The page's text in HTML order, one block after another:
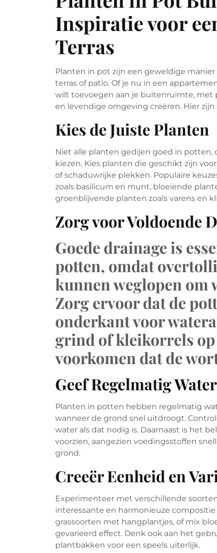
Inspiratie voor
Terras
Planten in pot zijn een geweldige
terras of patio. Of je nu in een
wilt toevoegen aan je buitenruimte, met
en levendige omgeving creëren. Hier
Kies de Juiste Planten
Niet alle planten gedijen goed in
kiezen. Kies planten die geschikt zijn
of schaduwrijke plekken. Populaire
zoals basilicum en munt, bloeiende
groenblijvende planten zoals varens en
Zorg voor Voldoende
Goede drainage is
potten, omdat
kunnen weglopen om
Zorg ervoor dat de
onderkant voor
grind of kleikorrels op
voorkomen dat de
Geef Regelmatig
Planten in potten hebben regelmatig
wanneer de grond snel uitdroogt.
water als dat nodig is. Daarnaast is het
voorzien, aangezien voedingsstoffen
grond.
Creeër Eenheid en
Experimenteer met verschillende
interessante en harmonieuze
grassoorten met hangplantjes, of mix
gevarieerd effect. Denk ook aan het
plantbakken voor een speels uiterlijk.